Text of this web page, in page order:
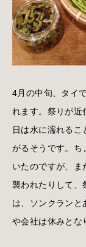
4月の中旬、タイ
れます。祭りが近
日は水に濡れる
がるそうです。ち
いたのですが、ま
襲われたりして、
は、ソンクランと
や会社は休みとな